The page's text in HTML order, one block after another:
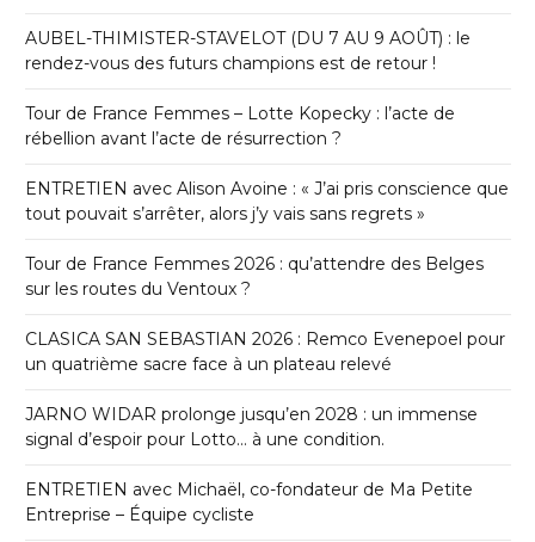
AUBEL-THIMISTER-STAVELOT (DU 7 AU 9 AOÛT) : le
rendez-vous des futurs champions est de retour !
Tour de France Femmes – Lotte Kopecky : l’acte de
rébellion avant l’acte de résurrection ?
ENTRETIEN avec Alison Avoine : « J’ai pris conscience que
tout pouvait s’arrêter, alors j’y vais sans regrets »
Tour de France Femmes 2026 : qu’attendre des Belges
sur les routes du Ventoux ?
CLASICA SAN SEBASTIAN 2026 : Remco Evenepoel pour
un quatrième sacre face à un plateau relevé
JARNO WIDAR prolonge jusqu’en 2028 : un immense
signal d’espoir pour Lotto… à une condition.
ENTRETIEN avec Michaël, co-fondateur de Ma Petite
Entreprise – Équipe cycliste